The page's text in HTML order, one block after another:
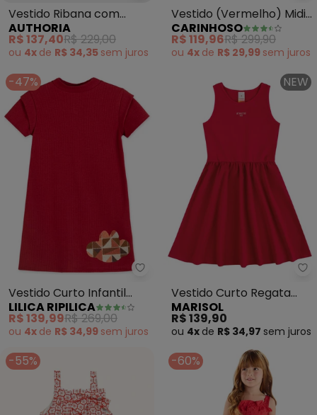
Vestido Ribana com
Passante de Metal
(Vermelho)
AUTHORIA
R$ 137,40R$ 229,00
ou 4x de R$ 34,35 sem juros
Vestido (Vermelho) Midi
em Laíse
CARINHOSO
R$ 119,96R$ 299,90
ou 4x de R$ 29,99 sem juros
-47%
Lilica Ripilica - Vestido Curto
Vestido Curto Infantil
(Vermelho)
LILICA RIPILICA
R$ 139,99R$ 269,00
ou 4x de R$ 34,99 sem juros
NEW
Vestido Curto Regata
Menina Marisol
(Vermelho)
MARISOL
R$ 139,90
ou 4x de R$ 34,97 sem juros
-55% -60%